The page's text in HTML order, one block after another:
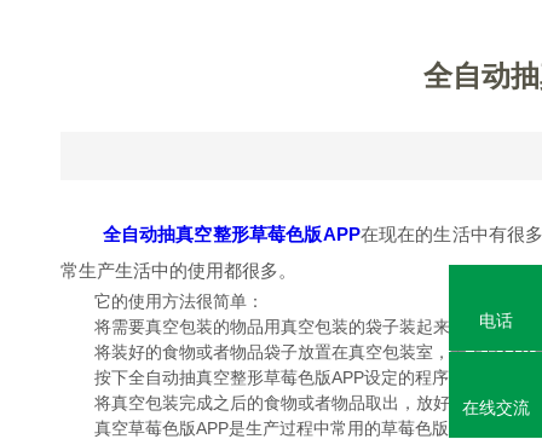
全自动
全自动抽真空整形草莓色版APP在现在的生活中有很多方
常生产生活中的使用都很多。
它的使用方法很简单：
将需要真空包装的物品用真空包装的袋子装起来；
将装好的食物或者物品袋子放置在真空包装室，盖上真空室盖子
按下全自动抽真空整形草莓色版APP设定的程序完成真空包装
将真空包装完成之后的食物或者物品取出，放好，真空包装就
真空草莓色版APP是生产过程中常用的草莓色版APP，价格较高
电话
在线交流